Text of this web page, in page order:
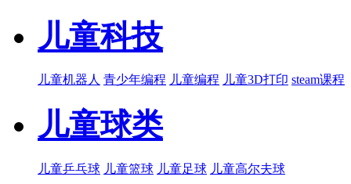
儿童科技
儿童机器人 青少年编程 儿童编程 儿童3D打印 steam课程
儿童球类
儿童乒乓球 儿童篮球 儿童足球 儿童高尔夫球